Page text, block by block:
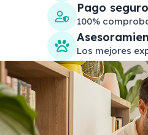
Pago seguro
100%
Los mejores